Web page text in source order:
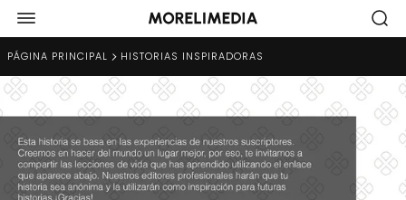
PÁGINA PRINCIPAL HISTORIAS INSPIRADORAS